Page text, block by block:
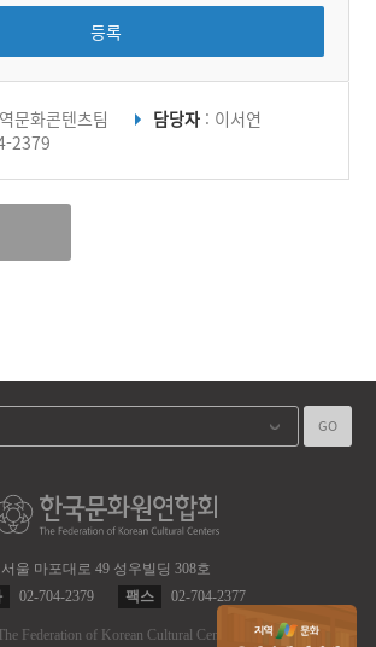
등록
문화콘텐츠팀 담당자 : 이서연
2379
서울 마포대로 49 성우빌딩 308호
02-704-2379 팩스 02-704-2377
Federation of Korean Cultural Centers.
ALL RIGHT RES
GO